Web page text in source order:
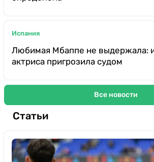
Испания
Любимая Мбаппе не выдержала:
актриса пригрозила судом
Все новости
Статьи